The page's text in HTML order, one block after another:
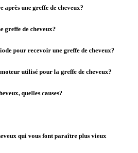
après une greffe de cheveux?
greffe de cheveux?
pour recevoir une greffe de cheveux?
utilisé pour la greffe de cheveux?
quelles causes?
qui vous font paraître plus vieux